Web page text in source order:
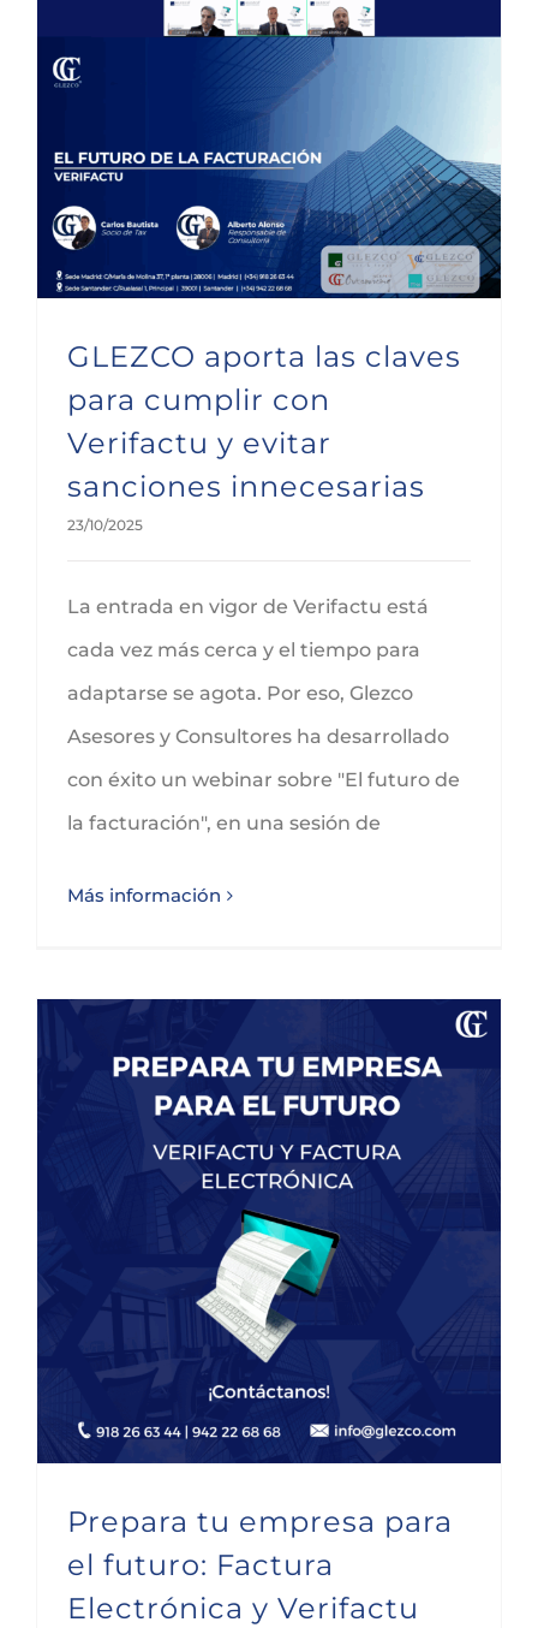
GLEZCO aporta las claves
para cumplir con
Verifactu y evitar
sanciones innecesarias
23/10/2025
La entrada en vigor de Verifactu está
cada vez más cerca y el tiempo para
adaptarse se agota. Por eso, Glezco
Asesores y Consultores ha desarrollado
con éxito un webinar sobre "El futuro de
la facturación", en una sesión de
Más información
Prepara tu empresa para
el futuro: Factura
Electrónica y Verifactu